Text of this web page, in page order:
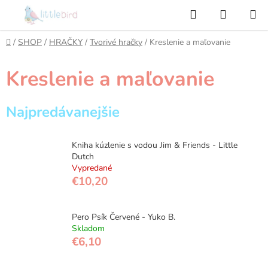
obsah
Hľadať
KOŠÍK
Domov
/ SHOP / HRAČKY / Tvorivé hračky / Kreslenie a maľovanie
Kreslenie a maľovanie
Najpredávanejšie
Kniha kúzlenie s vodou Jim & Friends - Little
Dutch
Vypredané
€10,20
Pero Psík Červené - Yuko B.
Skladom
€6,10